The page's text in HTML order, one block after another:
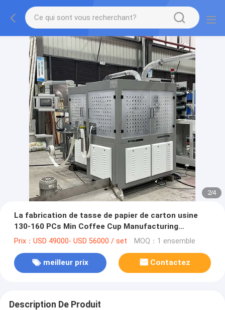
2/4
La fabrication de tasse de papier de carton usine
130-160 PCs Min Coffee Cup Manufacturing
Machine
Prix：USD 49000- USD 56000 / set MOQ：1 ensemble
meilleur prix Contactez
Description De Produit